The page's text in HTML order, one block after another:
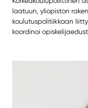
laatuun, yliopiston
koulutuspolitiikkaan
koordinoi